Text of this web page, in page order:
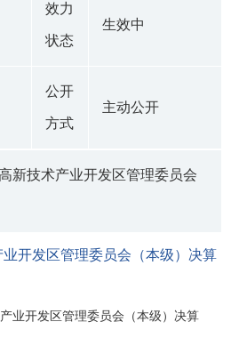
效力
状态
生效中
公开
方式
主动公开
新技术产业开发区管理委员会
开发区管理委员会（本级）决算
业开发区管理委员会（本级）决算